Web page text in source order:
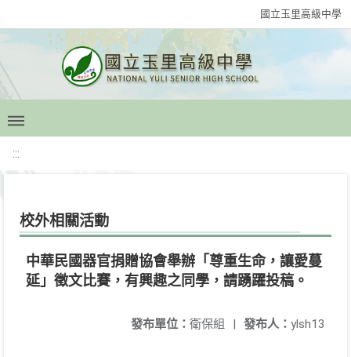
國立玉里高級中學
:::
校外相關活動
中華民國器官捐贈協會舉辦「尊重生命，讓愛蔓
延」徵文比賽，有興趣之同學，請踴躍投稿。
發布人： ylsh13
發布單位： 衛保組 |